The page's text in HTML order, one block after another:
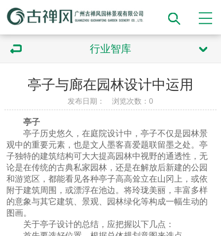
行业智库
亭子与廊在园林设计中运用
发布日期： 浏览次数：0
亭子
亭子历史悠久，在庭院设计中，亭子不仅是园林景
观中的重要元素，也是文人墨客喜爱题联留墨之处。亭
子独特的建筑结构可大大提高园林中视野的通透性，无
论是在传统的古典私家园林，还是在解放后新建的公园
和游览区，都能看见各种亭子高高耸立在山冈上，或依
附于建筑周围，或漂浮在池边。将玲珑美丽，丰富多样
的意象与其它建筑、景观、园林绿化等构成一幅生动的
图画。
关于亭子设计的总结，应把握以下几点：